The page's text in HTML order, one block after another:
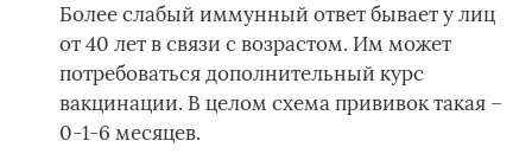
Более слабый иммунный ответ бывает у лиц
от 40 лет в связи с возрастом. Им может
потребоваться дополнительный курс
вакцинации. В целом схема прививок такая –
0-1-6 месяцев.